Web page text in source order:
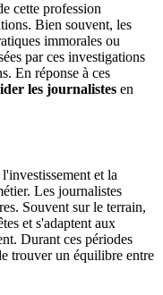
cette profession
Bien souvent, les
immorales ou
par ces investigations
En réponse à ces
les journalistes en
et la
Les journalistes
Souvent sur le terrain,
et s'adaptent aux
Durant ces périodes
trouver un équilibre entre